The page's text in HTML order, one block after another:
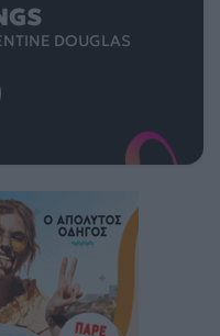
DOUGLAS